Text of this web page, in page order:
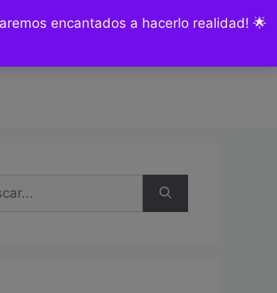
encantados a hacerlo realidad! 🌟